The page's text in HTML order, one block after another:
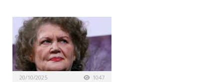
20/10/2025 1047